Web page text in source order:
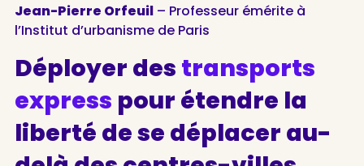
Jean-Pierre Orfeuil– Professeur émérite à
l’Institut d’urbanisme de Paris
Déployer des transports
express pour étendre la
liberté de se déplacer au-